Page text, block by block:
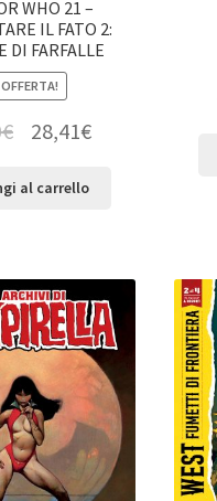
WHO 21 –
IL FATO 2:
DI FARFALLE
€ 28,41€
al carrello